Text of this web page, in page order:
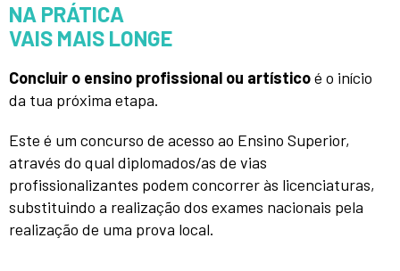
NA PRÁTICA
VAIS MAIS LONGE
Concluir o ensino profissional ou artísticoé o início
da tua próxima etapa.
Este é um concurso de acesso ao Ensino Superior,
através do qual diplomados/as de vias
profissionalizantes podem concorrer às licenciaturas,
substituindo a realização dos exames nacionais pela
realização de uma prova local.